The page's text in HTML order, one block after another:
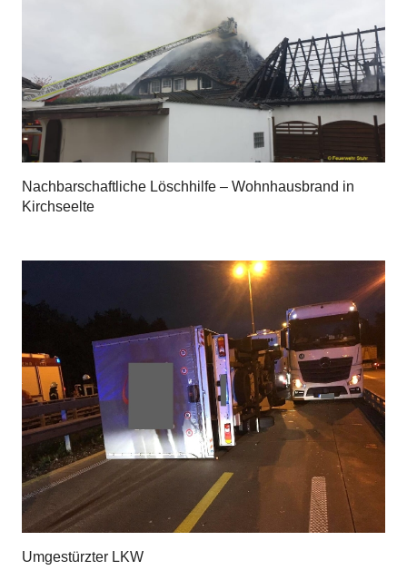
Nachbarschaftliche Löschhilfe – Wohnhausbrand in
Kirchseelte
Umgestürzter LKW